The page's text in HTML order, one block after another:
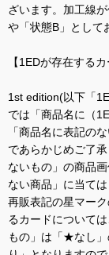
ざいます。加工線
や「状態B」として
【1EDが存在する
1st edition(以下「
では「商品名に（
「商品名に表記の
であらかじめご了
ないもの」の商品
ない商品」に当て
再販表記の星マー
るカードについて
もの」は「★なし